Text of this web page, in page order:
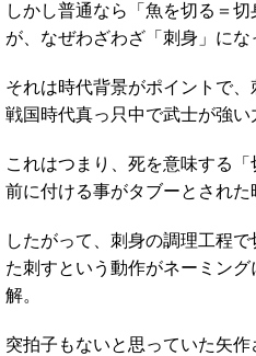
しかし普通なら「魚を切る＝
が、なぜわざわざ「刺身」にな
それは時代背景がポイントで
戦国時代真っ只中で武士が強い
これはつまり、死を意味する
前に付ける事がタブーとされた
したがって、刺身の調理工程
た刺すという動作がネーミン
解。
突拍子もないと思っていた矢